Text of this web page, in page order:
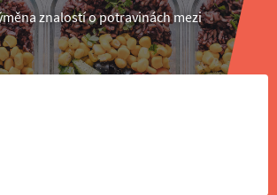
link)
znalostí o potravinách mezi